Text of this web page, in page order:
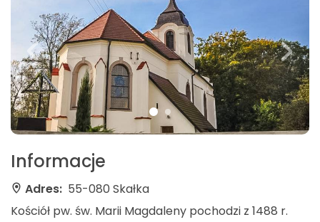
Informacje
Adres: 55-080 Skałka
Kościół pw. św. Marii Magdaleny pochodzi z 1488 r.